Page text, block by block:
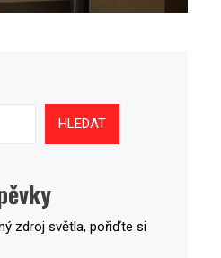
HLEDAT
zdroj světla, pořiďte si